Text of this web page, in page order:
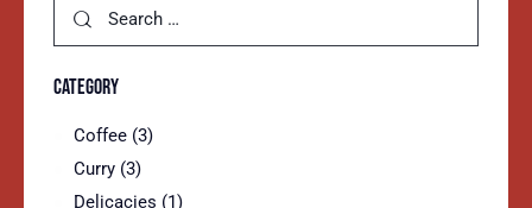
CATEGORY
Coffee (3)
Curry (3)
Delicacies (1)